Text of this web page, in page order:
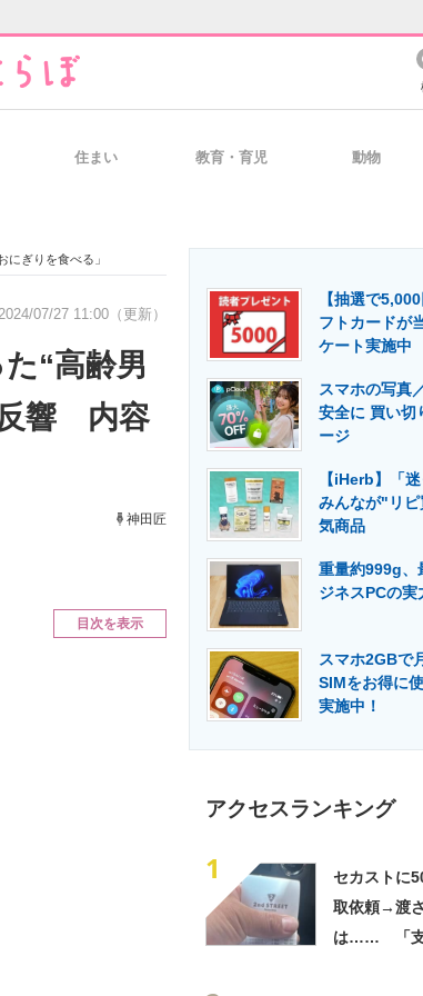
経営リーダーのコミュニティ マーケ×IT
事例 製造業のIT導入・活用を支援
エネルギーの専門メディア 建設×テク
住まい 教育・育児 動物
ぎりを食べる」
07/27 11:00（更新）
“高齢男
反響 内容
神田匠
目次を表示
【抽選で
フトカードが
ケート実施中
スマホの写真
安全に 買い切
ージ
【iHerb】「
みんなが"リ
気商品
重量約999g、
ジネスPCの実
スマホ2GBで
SIMをお得に
実施中！
アクセスランキング
1
セカストに
取依頼→渡
は…… 「支